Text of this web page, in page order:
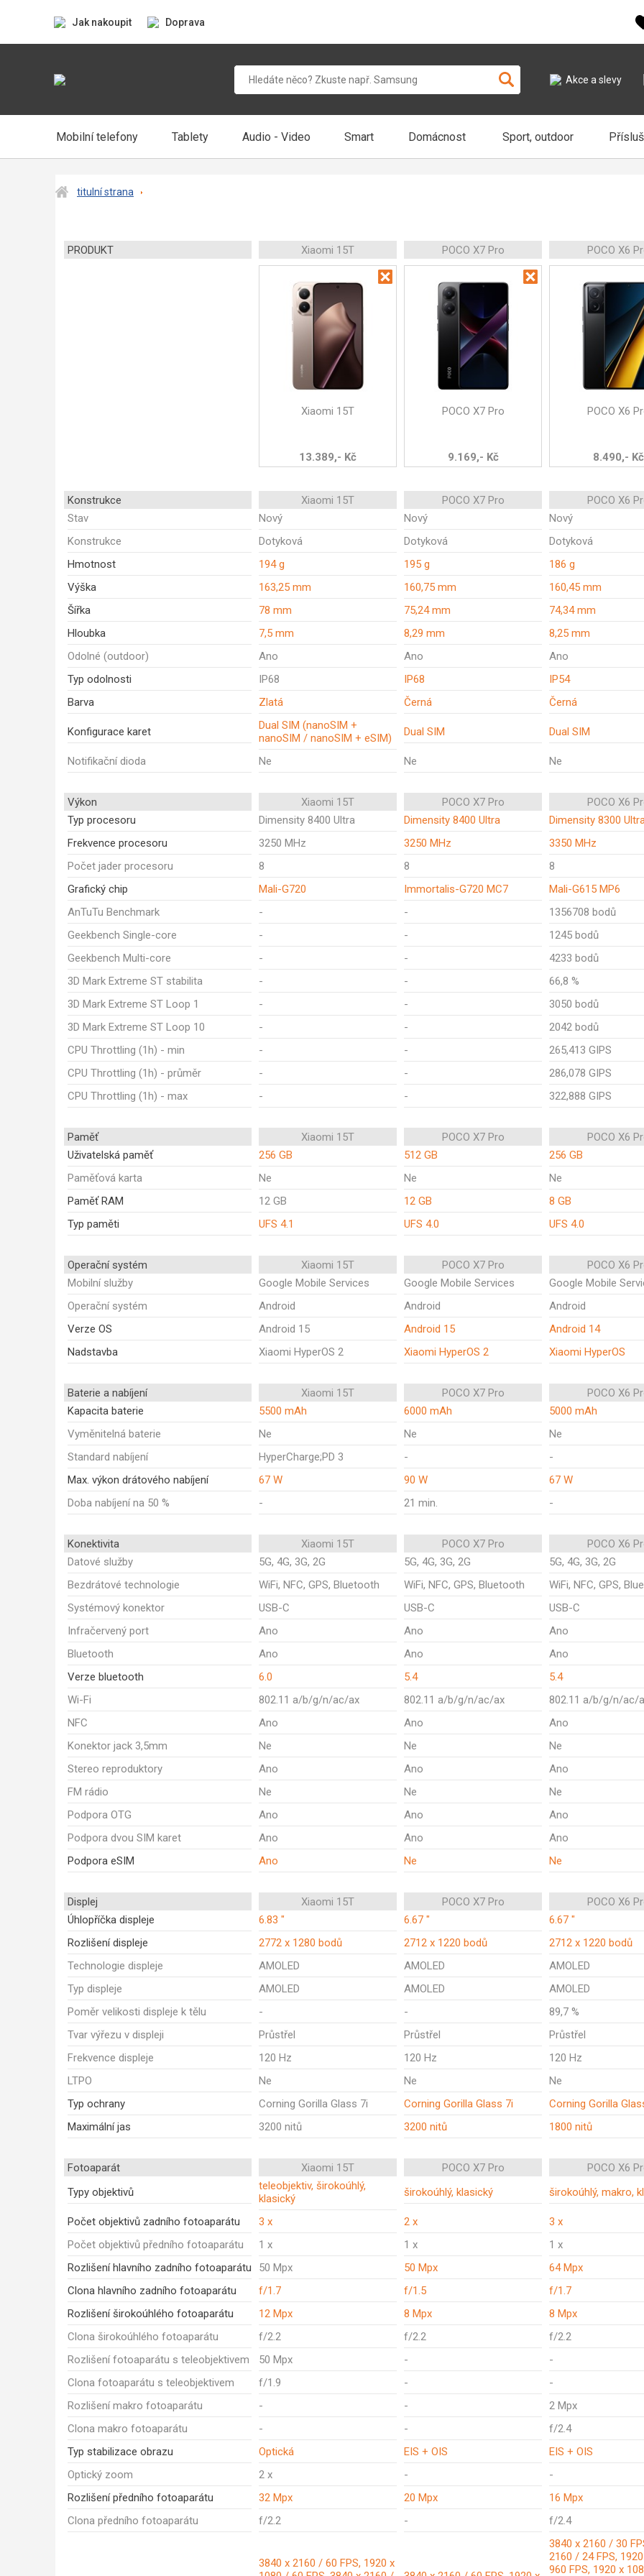
Jak nakoupit Doprava
Akce a slevy
Mobilní telefony Tablety Audio - Video Smart Domácnost Sport, outdoor
titulní strana
PRODUKT Xiaomi 15T POCO X7 Pro POCO X6
Xiaomi 15T
13.389,- Kč
POCO X7 Pro
9.169,- Kč
POCO X6
8.490,- Kč
Konstrukce Xiaomi 15T POCO X7 Pro
POCO X6
Stav
Nový Nový
Nový
Konstrukce
Dotyková Dotyková
Dotyková
Hmotnost
194 g 195 g
186 g
Výška
163,25 mm 160,75 mm
160,45 mm
Šířka
78 mm 75,24 mm
74,34 mm
Hloubka
7,5 mm 8,29 mm
8,25 mm
Odolné (outdoor)
Ano Ano
Ano
Typ odolnosti
IP68 IP68
IP54
Barva
Zlatá Černá Černá
Konfigurace karet
Dual SIM (nanoSIM +
nanoSIM / nanoSIM + eSIM)
Dual SIM Dual SIM
Notifikační dioda Ne Ne Ne
Výkon Xiaomi 15T POCO X7 Pro
POCO X6
Typ procesoru
Dimensity 8400 Ultra Dimensity 8400 Ultra
Dimensity 8300
Frekvence procesoru
3250 MHz 3250 MHz
3350 MHz
Počet jader procesoru
8 8
8
Grafický chip
Mali-G720 Immortalis-G720 MC7
Mali-G615 MP6
AnTuTu Benchmark
- -
1356708 bodů
Geekbench Single-core
- -
1245 bodů
Geekbench Multi-core
- -
4233 bodů
3D Mark Extreme ST stabilita
- -
66,8 %
3D Mark Extreme ST Loop 1
- -
3050 bodů
3D Mark Extreme ST Loop 10
- -
2042 bodů
CPU Throttling (1h) - min
- -
265,413 GIPS
CPU Throttling (1h) - průměr
- -
286,078 GIPS
CPU Throttling (1h) - max
- - 322,888 GIPS
Paměť Xiaomi 15T POCO X7 Pro
POCO X6
Uživatelská paměť
256 GB 512 GB
256 GB
Paměťová karta
Ne Ne
Ne
Paměť RAM
12 GB 12 GB
8 GB
Typ paměti
UFS 4.1 UFS 4.0 UFS 4.0
Operační systém Xiaomi 15T POCO X7 Pro
POCO X6
Mobilní služby
Google Mobile Services Google Mobile Services
Google Mobile
Operační systém
Android Android
Android
Verze OS
Android 15 Android 15
Android 14
Nadstavba
Xiaomi HyperOS 2 Xiaomi HyperOS 2 Xiaomi HyperOS
Baterie a nabíjení Xiaomi 15T POCO X7 Pro
POCO X6
Kapacita baterie
5500 mAh 6000 mAh
5000 mAh
Vyměnitelná baterie
Ne Ne
Ne
Standard nabíjení
HyperCharge;PD 3 -
-
Max. výkon drátového nabíjení
67 W 90 W
67 W
Doba nabíjení na 50 %
- 21 min. -
Konektivita Xiaomi 15T POCO X7 Pro
POCO X6
Datové služby
5G, 4G, 3G, 2G 5G, 4G, 3G, 2G
5G, 4G, 3G, 2G
Bezdrátové technologie
WiFi, NFC, GPS, Bluetooth WiFi, NFC, GPS, Bluetooth
WiFi, NFC, GPS,
Systémový konektor
USB-C USB-C
USB-C
Infračervený port
Ano Ano
Ano
Bluetooth
Ano Ano
Ano
Verze bluetooth
6.0 5.4
5.4
Wi-Fi
802.11 a/b/g/n/ac/ax 802.11 a/b/g/n/ac/ax
802.11 a/b/g/n/ac/
NFC
Ano Ano
Ano
Konektor jack 3,5mm
Ne Ne
Ne
Stereo reproduktory
Ano Ano
Ano
FM rádio
Ne Ne
Ne
Podpora OTG
Ano Ano
Ano
Podpora dvou SIM karet
Ano Ano
Ano
Podpora eSIM
Ano Ne Ne
Displej Xiaomi 15T POCO X7 Pro
POCO X6
Úhlopříčka displeje
6.83 " 6.67 "
6.67 "
Rozlišení displeje
2772 x 1280 bodů 2712 x 1220 bodů
2712 x 1220 bodů
Technologie displeje
AMOLED AMOLED
AMOLED
Typ displeje
AMOLED AMOLED
AMOLED
Poměr velikosti displeje k tělu
- -
89,7 %
Tvar výřezu v displeji
Průstřel Průstřel
Průstřel
Frekvence displeje
120 Hz 120 Hz
120 Hz
LTPO
Ne Ne
Ne
Typ ochrany
Corning Gorilla Glass 7i Corning Gorilla Glass 7i
Corning Gorilla
Maximální jas
3200 nitů 3200 nitů 1800 nitů
Fotoaparát Xiaomi 15T POCO X7 Pro
POCO X6
Typy objektivů
teleobjektiv, širokoúhlý,
klasický
širokoúhlý, klasický širokoúhlý, makro,
Počet objektivů zadního fotoaparátu 3 x 2 x
3 x
Počet objektivů předního fotoaparátu
1 x 1 x
1 x
Rozlišení hlavního zadního fotoaparátu
50 Mpx 50 Mpx
64 Mpx
Clona hlavního zadního fotoaparátu
f/1.7 f/1.5
f/1.7
Rozlišení širokoúhlého fotoaparátu
12 Mpx 8 Mpx
8 Mpx
Clona širokoúhlého fotoaparátu
f/2.2 f/2.2
f/2.2
Rozlišení fotoaparátu s teleobjektivem
50 Mpx -
-
Clona fotoaparátu s teleobjektivem
f/1.9 -
-
Rozlišení makro fotoaparátu
- -
2 Mpx
Clona makro fotoaparátu
- -
f/2.4
Typ stabilizace obrazu
Optická EIS + OIS
EIS + OIS
Optický zoom
2 x -
-
Rozlišení předního fotoaparátu
32 Mpx 20 Mpx
16 Mpx
Clona předního fotoaparátu
f/2.2 - f/2.4
3840 x 2160 / 60 FPS, 1920 x
3840 x 2160 / 30
2160 / 24 FPS,
960 FPS, 1920 x